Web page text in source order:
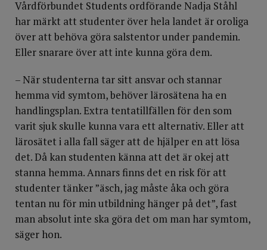
Vårdförbundet Students ordförande Nadja Ståhl
har märkt att studenter över hela landet är oroliga
över att behöva göra salstentor under pandemin.
Eller snarare över att inte kunna göra dem.
– När studenterna tar sitt ansvar och stannar
hemma vid symtom, behöver lärosätena ha en
handlingsplan. Extra tentatillfällen för den som
varit sjuk skulle kunna vara ett alternativ. Eller att
lärosätet i alla fall säger att de hjälper en att lösa
det. Då kan studenten känna att det är okej att
stanna hemma. Annars finns det en risk för att
studenter tänker ”äsch, jag måste åka och göra
tentan nu för min utbildning hänger på det”, fast
man absolut inte ska göra det om man har symtom,
säger hon.